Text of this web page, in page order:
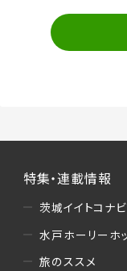
せの内容確
・当サービス
・読者プレゼ
施するキャン
び発送 ・ユ
（5）広告主へ
特集・連載情報
茨城イイトコナビ
水戸ホーリーホ
旅のススメ